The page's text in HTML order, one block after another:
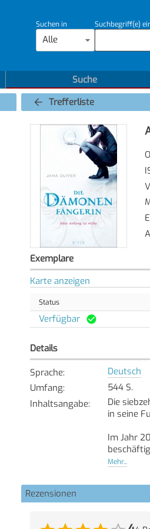
Suchen in
Alle
Suchbegriff(e)
Suche
Trefferliste
Exemplare
Karte anzeigen
Status
Verfügbar
Details
Sprache:
Deutsch
Umfang:
544 S.
Inhaltsangabe:
Die
in seine
Im Jahr
Mehr...
Rezensionen